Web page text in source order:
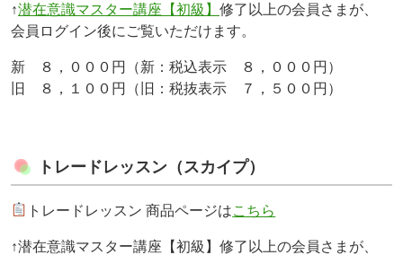
↑潜在意識マスター講座【初級】 修了以上の会員さまが、
会員ログイン後にご覧いただけます。
新 ８，０００円（新：税込表示 ８，０００円）
旧 ８，１００円（旧：税抜表示 ７，５００円）
トレードレッスン（スカイプ）
トレードレッスン 商品ページはこちら
↑潜在意識マスター講座【初級】修了以上の会員さまが、